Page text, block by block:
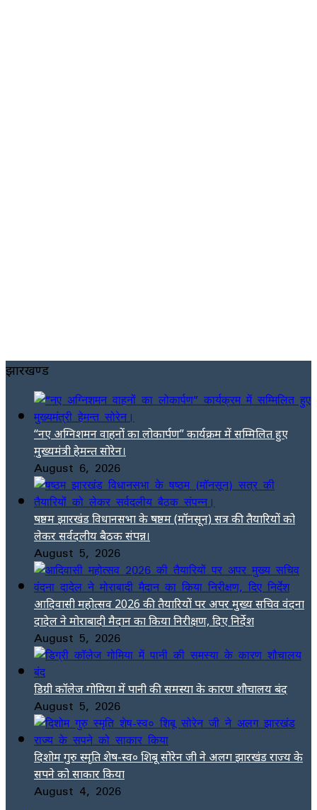
झारखण्ड
“नए अग्निशमन वाहनों का लोकार्पण” कार्यक्रम में सम्मिलित हुए
मुख्यमंत्री हेमन्त सोरेन।
August 6, 2026
षष्ठम झारखंड विधानसभा के षष्ठम (मॉनसून) सत्र की तैयारियों को
लेकर सर्वदलीय बैठक संपन्न।
August 5, 2026
आदिवासी महोत्सव 2026 की तैयारियों पर अपर मुख्य सचिव वंदना
दादेल ने मोराबादी मैदान का किया निरीक्षण, दिए निर्देश
August 5, 2026
डिग्री कॉलेज गोमिया में पानी की समस्या के कारण शौचालय बंद
August 5, 2026
दिशोम गुरु स्मृति शेष-स्व० शिबू सोरेन जी ने अलग झारखंड राज्य के
सपने को साकार किया
August 4, 2026